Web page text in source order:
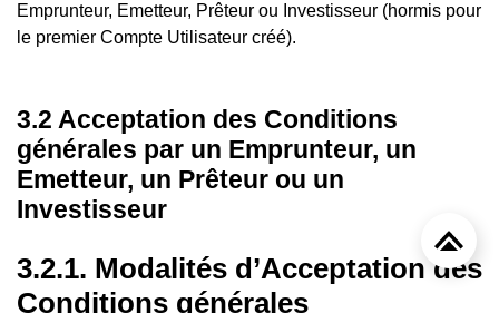
Emprunteur, Emetteur, Prêteur ou Investisseur (hormis pour
le premier Compte Utilisateur créé).
3.2 Acceptation des Conditions
générales par un Emprunteur, un
Emetteur, un Prêteur ou un
Investisseur
3.2.1. Modalités d’Acceptation des
Conditions générales